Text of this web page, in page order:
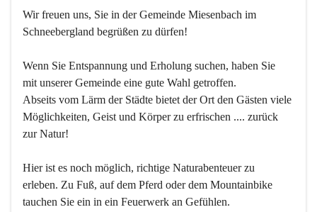
Wir freuen uns, Sie in der Gemeinde Miesenbach im
Schneebergland begrüßen zu dürfen!
Wenn Sie Entspannung und Erholung suchen, haben Sie
mit unserer Gemeinde eine gute Wahl getroffen.
Abseits vom Lärm der Städte bietet der Ort den Gästen viele
Möglichkeiten, Geist und Körper zu erfrischen .... zurück
zur Natur!
Hier ist es noch möglich, richtige Naturabenteuer zu
erleben. Zu Fuß, auf dem Pferd oder dem Mountainbike
tauchen Sie ein in ein Feuerwerk an Gefühlen.